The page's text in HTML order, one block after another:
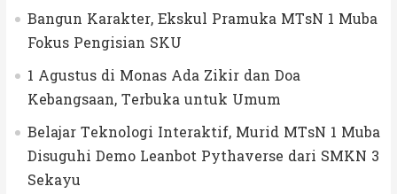
Bangun Karakter, Ekskul Pramuka MTsN 1 Muba
Fokus Pengisian SKU
1 Agustus di Monas Ada Zikir dan Doa
Kebangsaan, Terbuka untuk Umum
Belajar Teknologi Interaktif, Murid MTsN 1 Muba
Disuguhi Demo Leanbot Pythaverse dari SMKN 3
Sekayu